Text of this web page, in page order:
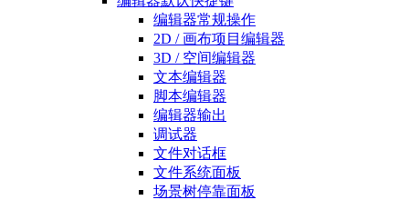
编辑器常规操作
2D / 画布项目编辑器
3D / 空间编辑器
文本编辑器
脚本编辑器
编辑器输出
调试器
文件对话框
文件系统面板
场景树停靠面板